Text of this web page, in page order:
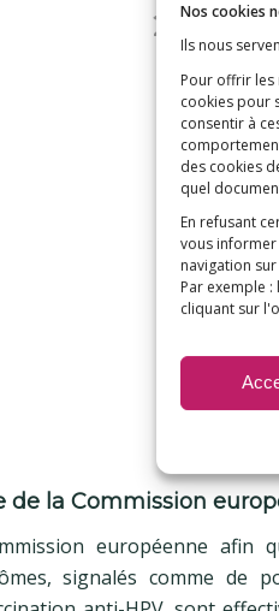
Nos cookies
Ils nous
Pour offrir les
cookies pour
consentir à
des cookies
quel
En refusant
vous
navigation
Par exemple
cliquant sur
22 MAI
de la Commission
européenne afin
signalés comme de